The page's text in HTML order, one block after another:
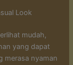
Look
mudah,
yang dapat
merasa nyaman